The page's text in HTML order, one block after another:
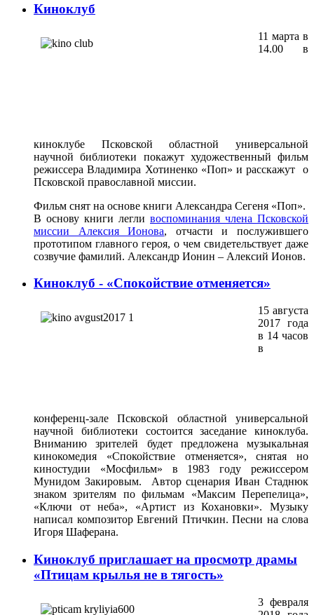
Киноклуб
11 марта в
14.00 в
киноклубе Псковской областной универсальной
научной библиотеки покажут художественный фильм
режиссера Владимира Хотиненко «Поп» и расскажут о
Псковской православной миссии.
Фильм снят на основе книги Александра Сегеня «Поп».
В основу книги легли воспоминания члена Псковской
миссии Алексия Ионова, отчасти и послужившего
прототипом главного героя, о чем свидетельствует даже
созвучие фамилий. Александр Ионин – Алексий Ионов.
Киноклуб - «Спокойствие отменяется»
15 августа
2017 года
в 14 часов
в
конференц-зале Псковской областной универсальной
научной библиотеки состоится заседание киноклуба.
Вниманию зрителей будет предложена музыкальная
кинокомедия «Спокойствие отменяется», снятая но
киностудии «Мосфильм» в 1983 году режиссером
Мунидом Закировым. Автор сценария Иван Стаднюк
знаком зрителям по фильмам «Максим Перепелица»,
«Ключи от неба», «Артист из Кохановки». Музыку
написал композитор Евгений Птичкин. Песни на слова
Игоря Шаферана.
Киноклуб приглашает на просмотр драмы
«Птицам крылья не в тягость»
3 февраля